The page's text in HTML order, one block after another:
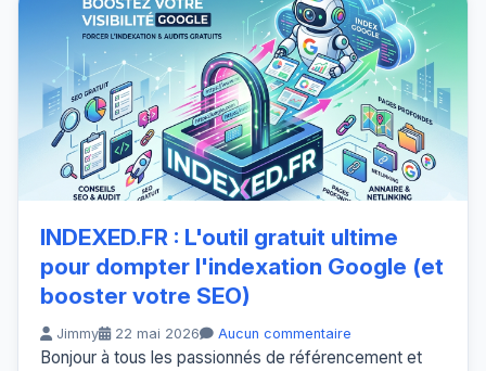
INDEXED.FR : L'outil gratuit ultime
pour dompter l'indexation Google (et
booster votre SEO)
Jimmy 22 mai 2026 Aucun commentaire
Bonjour à tous les passionnés de référencement et